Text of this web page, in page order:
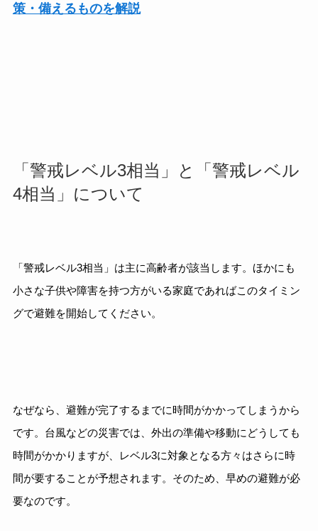
策・備えるものを解説
「警戒レベル3相当」と「警戒レベル
4相当」について
「警戒レベル3相当」は主に高齢者が該当します。ほかにも
小さな子供や障害を持つ方がいる家庭であればこのタイミン
グで避難を開始してください。
なぜなら、避難が完了するまでに時間がかかってしまうから
です。台風などの災害では、外出の準備や移動にどうしても
時間がかかりますが、レベル3に対象となる方々はさらに時
間が要することが予想されます。そのため、早めの避難が必
要なのです。